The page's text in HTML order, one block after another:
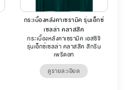
กระเบื้องหลังคาเซรามิค รุ่นเอ็กซ์
เซลล่า คลาสสิค
กระเบื้องหลังคาเซรามิค เอสซีจี
รุ่นเอ็กซ์เซลล่า คลาสสิค สีกรีน
เพริดอท
ดูรายละเอียด